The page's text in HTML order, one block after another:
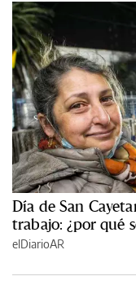
Día de San
trabajo: ¿por qué
elDiarioAR